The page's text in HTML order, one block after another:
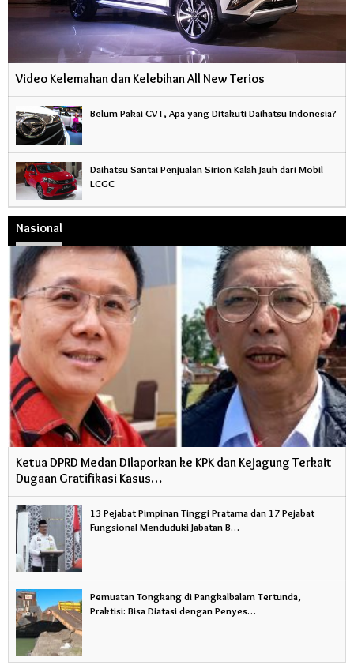
Video Kelemahan dan Kelebihan All New Terios
Belum Pakai CVT, Apa yang Ditakuti Daihatsu Indonesia?
Daihatsu Santai Penjualan Sirion Kalah Jauh dari Mobil
LCGC
Nasional
Ketua DPRD Medan Dilaporkan ke KPK dan Kejagung Terkait
Dugaan Gratifikasi Kasus…
13 Pejabat Pimpinan Tinggi Pratama dan 17 Pejabat
Fungsional Menduduki Jabatan B…
Pemuatan Tongkang di Pangkalbalam Tertunda,
Praktisi: Bisa Diatasi dengan Penyes…